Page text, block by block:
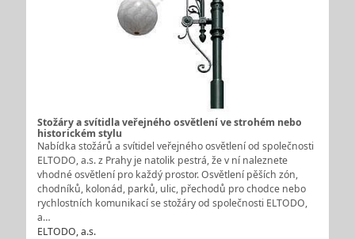
Stožáry a svítidla veřejného osvětlení ve strohém nebo
historickém stylu
Nabídka stožárů a svítidel veřejného osvětlení od společnosti
ELTODO, a.s. z Prahy je natolik pestrá, že v ní naleznete
vhodné osvětlení pro každý prostor. Osvětlení pěších zón,
chodníků, kolonád, parků, ulic, přechodů pro chodce nebo
rychlostních komunikací se stožáry od společnosti ELTODO,
a…
ELTODO, a.s.